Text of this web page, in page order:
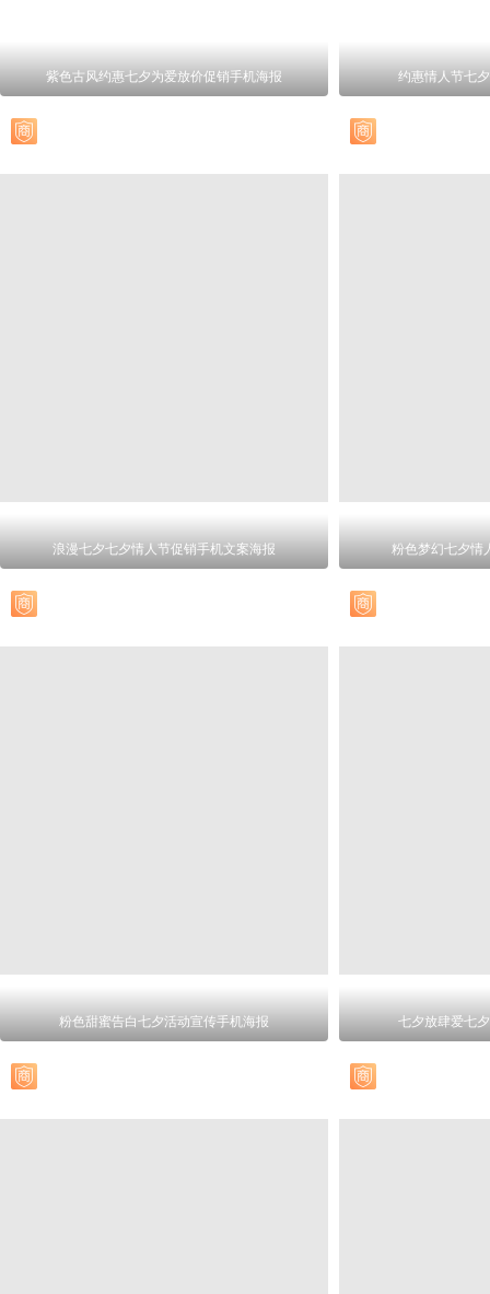
紫色古风约惠七夕为爱放价促销手机海报 约惠情人节七
浪漫七夕七夕情人节促销手机文案海报 粉色梦幻七夕情
粉色甜蜜告白七夕活动宣传手机海报 七夕放肆爱七